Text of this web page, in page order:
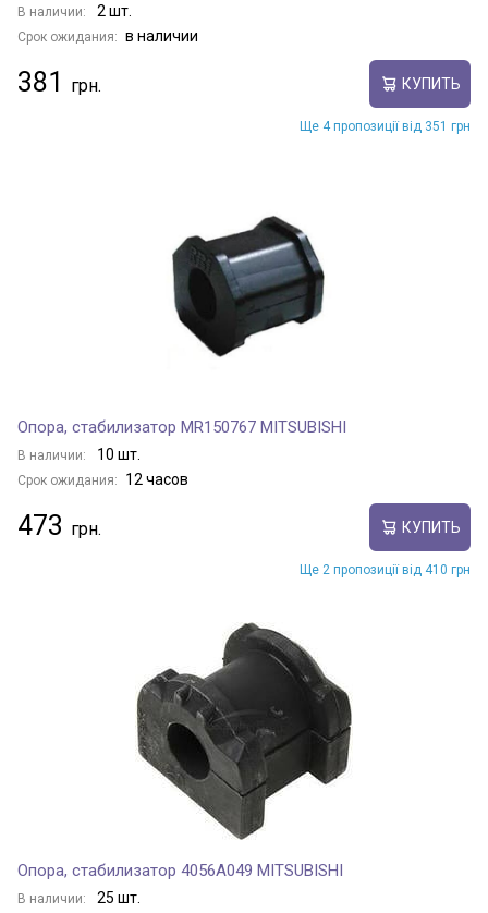
В наличии: 2 шт.
Срок ожидания: в наличии
381 КУПИТЬ
Ще 4 пропозиції від 351 грн
Опора, стабилизатор MR150767 MITSUBISHI
В наличии: 10 шт.
Срок ожидания: 12 часов
473 КУПИТЬ
Ще 2 пропозиції від 410 грн
Опора, стабилизатор 4056A049 MITSUBISHI
В наличии: 25 шт.